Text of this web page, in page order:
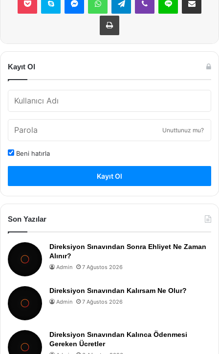
Yazdır
Kayıt Ol
Unuttunuz mu?
Beni hatırla
Kayıt Ol
Son Yazılar
Direksiyon Sınavından Sonra Ehliyet Ne Zaman
Alınır?
Admin 7 Ağustos 2026
Direksiyon Sınavından Kalırsam Ne Olur?
Admin 7 Ağustos 2026
Direksiyon Sınavından Kalınca Ödenmesi
Gereken Ücretler